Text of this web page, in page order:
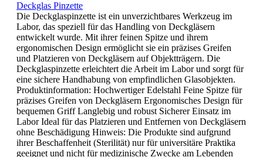
Deckglas Pinzette
Die Deckglaspinzette ist ein unverzichtbares Werkzeug im
Labor, das speziell für das Handling von Deckgläsern
entwickelt wurde. Mit ihrer feinen Spitze und ihrem
ergonomischen Design ermöglicht sie ein präzises Greifen
und Platzieren von Deckgläsern auf Objektträgern. Die
Deckglaspinzette erleichtert die Arbeit im Labor und sorgt für
eine sichere Handhabung von empfindlichen Glasobjekten.
Produktinformation: Hochwertiger Edelstahl Feine Spitze für
präzises Greifen von Deckgläsern Ergonomisches Design für
bequemen Griff Langlebig und robust Sicherer Einsatz im
Labor Ideal für das Platzieren und Entfernen von Deckgläsern
ohne Beschädigung Hinweis: Die Produkte sind aufgrund
ihrer Beschaffenheit (Sterilität) nur für universitäre Praktika
geeignet und nicht für medizinische Zwecke am Lebenden